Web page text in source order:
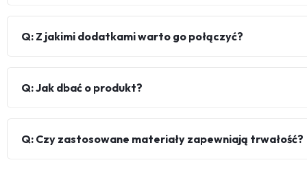
Q: Z jakimi dodatkami warto go połączyć?
Q: Jak dbać o produkt?
Q: Czy zastosowane materiały zapewniają trwałość?